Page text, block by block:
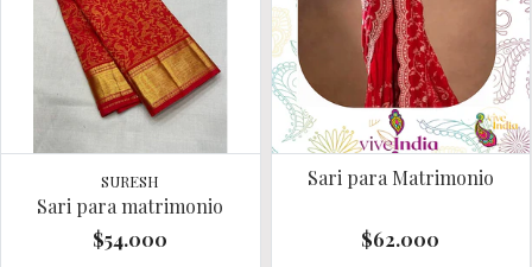
SURESH
Sari para matrimonio
$54.000
Sari para Matrimonio
$62.000